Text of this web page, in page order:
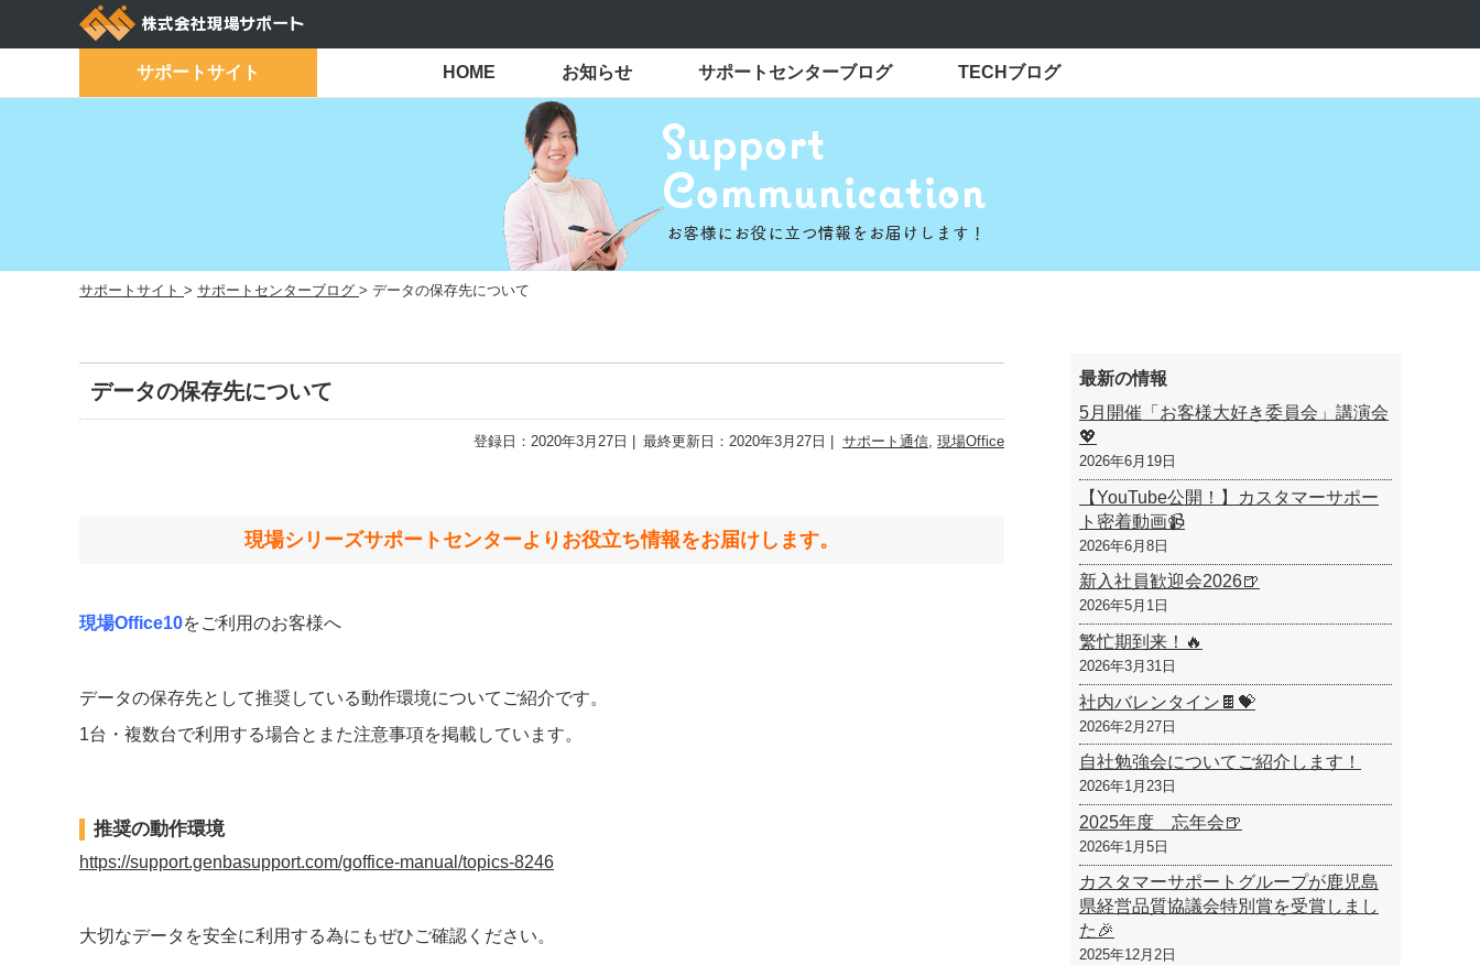
サポートサイト HOME お知らせ サポートセンターブログ TECHブログ
サポートサイト > サポートセンターブログ > データの保存先について
データの保存先について
登録日：2020年3月27日 最終更新日：2020年3月27日 サポート通信, 現場Office
現場シリーズサポートセンターよりお役立ち情報をお届けします。
現場Office10をご利用のお客様へ
データの保存先として推奨している動作環境についてご紹介です。
1台・複数台で利用する場合とまた注意事項を掲載しています。
推奨の動作環境
https://support.genbasupport.com/goffice-manual/topics-8246
大切なデータを安全に利用する為にもぜひご確認ください。
最新の情報
5月開催「お客様大好き委員会」講演会
💖
2026年6月19日
【YouTube公開！】カスタマーサポー
ト密着動画📹
2026年6月8日
新入社員歓迎会2026🍺
2026年5月1日
繁忙期到来！🔥
2026年3月31日
社内バレンタイン🍫💝
2026年2月27日
自社勉強会についてご紹介します！
2026年1月23日
2025年度 忘年会🍺
2026年1月5日
カスタマーサポートグループが鹿児島
県経営品質協議会特別賞を受賞しまし
た🎉
2025年12月2日